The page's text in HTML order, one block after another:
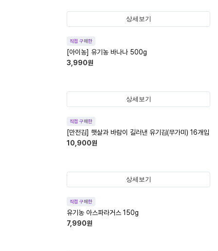
상세보기
직접 구매한
[아이농] 유기농 바나나 500g
3,990원
상세보기
직접 구매한
[만전김] 햇살과 바람이 길러낸 유기김(무가미) 16개입
10,900원
상세보기
직접 구매한
유기농 아스파라거스 150g
7,990원